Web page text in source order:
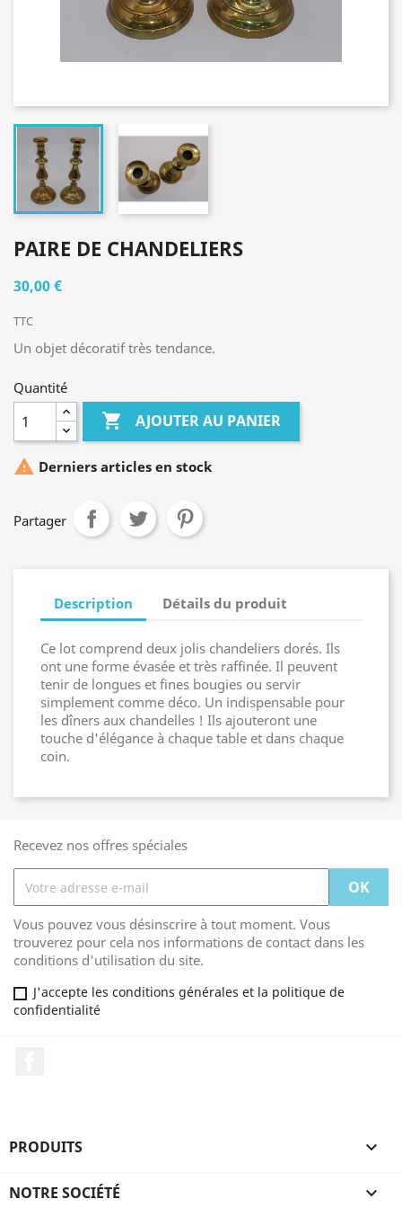
PAIRE DE CHANDELIERS
30,00 €
TTC
Un objet décoratif très tendance.
Quantité
 AJOUTER AU PANIER
 Derniers articles en stock
Partager
Description Détails du produit
Ce lot comprend deux jolis chandeliers dorés. Ils
ont une forme évasée et très raffinée. Il peuvent
tenir de longues et fines bougies ou servir
simplement comme déco. Un indispensable pour
les dîners aux chandelles ! Ils ajouteront une
touche d'élégance à chaque table et dans chaque
coin.
Recevez nos offres spéciales
Vous pouvez vous désinscrire à tout moment. Vous
trouverez pour cela nos informations de contact dans les
conditions d'utilisation du site.
J'accepte les conditions générales et la politique de
confidentialité
PRODUITS 
NOTRE SOCIÉTÉ 